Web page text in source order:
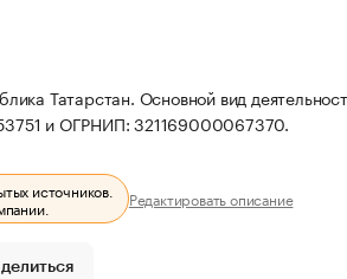
Татарстан. Основной вид
и ОГРНИП: 321169000067370.
источников. Редактировать описание